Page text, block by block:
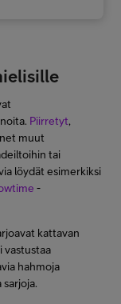
Piirretyt,
muut
tai
löydät esimerkiksi
-
kattavan
vastustaa
hahmoja